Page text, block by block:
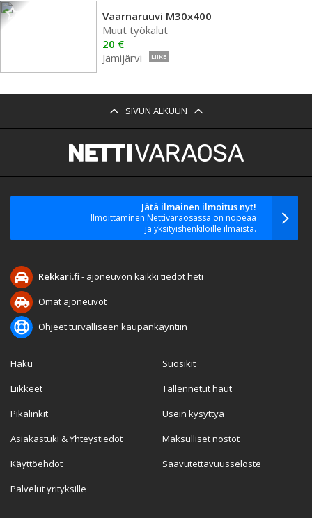
Vaarnaruuvi M30x400
Muut työkalut
20 €
Jämijärvi
LIIKE
SIVUN ALKUUN
Jätä ilmainen ilmoitus nyt!
Ilmoittaminen Nettivaraosassa on nopeaa
ja yksityishenkilöille ilmaista.
Rekkari.fi- ajoneuvon kaikki tiedot heti
Omat ajoneuvot
Ohjeet turvalliseen kaupankäyntiin
Haku
Liikkeet
Pikalinkit
Asiakastuki & Yhteystiedot
Käyttöehdot
Palvelut yrityksille
Suosikit
Tallennetut haut
Usein kysyttyä
Maksulliset nostot
Saavutettavuusseloste